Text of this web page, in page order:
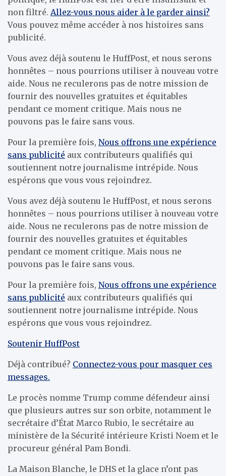
non filtré. Allez-vous nous aider à le garder ainsi?
Vous pouvez même accéder à nos histoires sans
publicité.
Vous avez déjà soutenu le HuffPost, et nous serons
honnêtes – nous pourrions utiliser à nouveau votre
aide. Nous ne reculerons pas de notre mission de
fournir des nouvelles gratuites et équitables
pendant ce moment critique. Mais nous ne
pouvons pas le faire sans vous.
Pour la première fois, Nous offrons une expérience
sans publicité aux contributeurs qualifiés qui
soutiennent notre journalisme intrépide. Nous
espérons que vous vous rejoindrez.
Vous avez déjà soutenu le HuffPost, et nous serons
honnêtes – nous pourrions utiliser à nouveau votre
aide. Nous ne reculerons pas de notre mission de
fournir des nouvelles gratuites et équitables
pendant ce moment critique. Mais nous ne
pouvons pas le faire sans vous.
Pour la première fois, Nous offrons une expérience
sans publicité aux contributeurs qualifiés qui
soutiennent notre journalisme intrépide. Nous
espérons que vous vous rejoindrez.
Soutenir HuffPost
Déjà contribué? Connectez-vous pour masquer ces
messages.
Le procès nomme Trump comme défendeur ainsi
que plusieurs autres sur son orbite, notamment le
secrétaire d’État Marco Rubio, le secrétaire au
ministère de la Sécurité intérieure Kristi Noem et le
procureur général Pam Bondi.
La Maison Blanche, le DHS et la glace n’ont pas